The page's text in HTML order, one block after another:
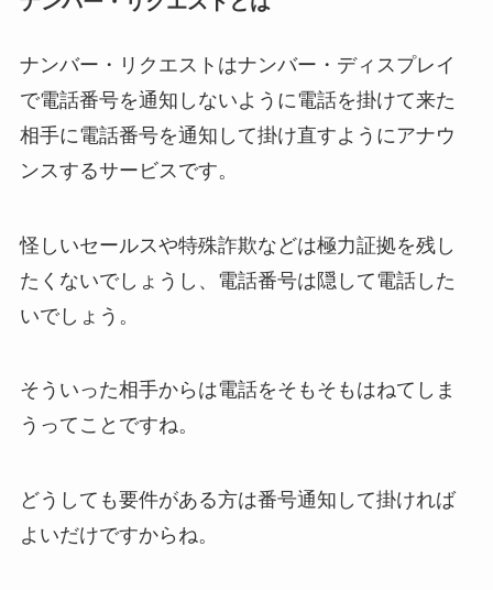
ナンバー・リクエストはナンバー・ディスプレイ
で電話番号を通知しないように電話を掛けて来た
相手に電話番号を通知して掛け直すようにアナウ
ンスするサービスです。
怪しいセールスや特殊詐欺などは極力証拠を残し
たくないでしょうし、電話番号は隠して電話した
いでしょう。
そういった相手からは電話をそもそもはねてしま
うってことですね。
どうしても要件がある方は番号通知して掛ければ
よいだけですからね。